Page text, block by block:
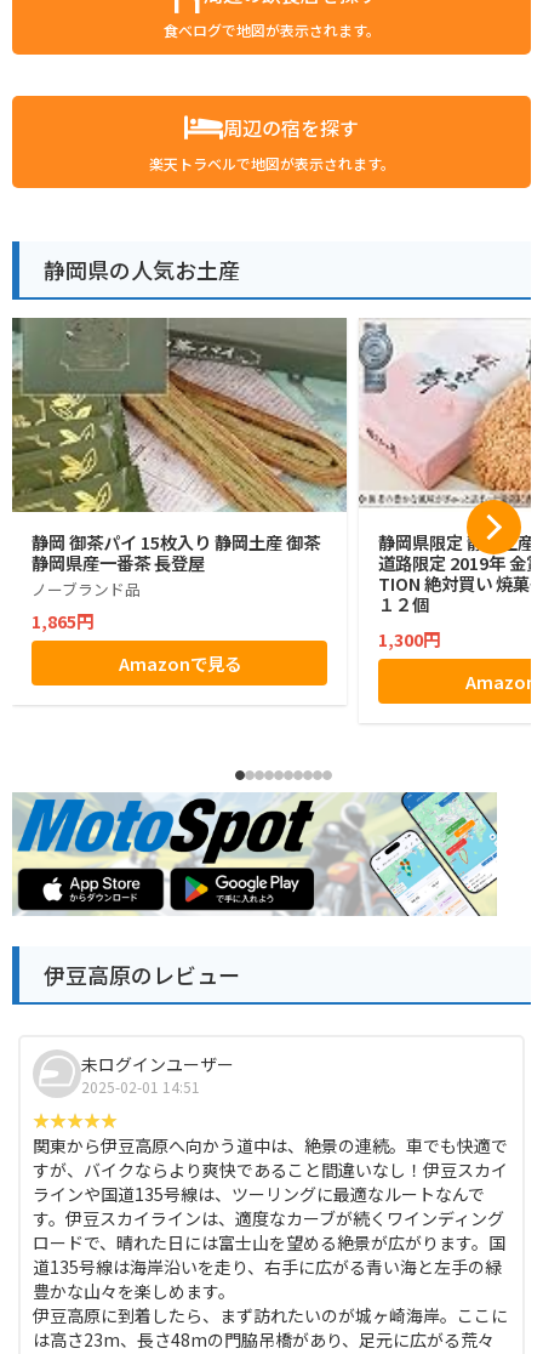
食べログで地図が表示されます。
周辺の宿を探す
楽天トラベルで地図が表示されます。
静岡県の人気お土産
静岡 御茶パイ 15枚入り 静岡土産 御茶
静岡県産一番茶 長登屋
ノーブランド品
1,865円
Amazonで見る
静岡県限定 静岡土産
道路限定 2019年 金
TION 絶対買い 焼菓
１２個
1,300円
Amazon
伊豆高原のレビュー
未ログインユーザー
2025-02-01 14:51
関東から伊豆高原へ向かう道中は、絶景の連続。車でも快適で
すが、バイクならより爽快であること間違いなし！伊豆スカイ
ラインや国道135号線は、ツーリングに最適なルートなんで
す。伊豆スカイラインは、適度なカーブが続くワインディング
ロードで、晴れた日には富士山を望める絶景が広がります。国
道135号線は海岸沿いを走り、右手に広がる青い海と左手の緑
豊かな山々を楽しめます。
伊豆高原に到着したら、まず訪れたいのが城ヶ崎海岸。ここに
は高さ23m、長さ48mの門脇吊橋があり、足元に広がる荒々